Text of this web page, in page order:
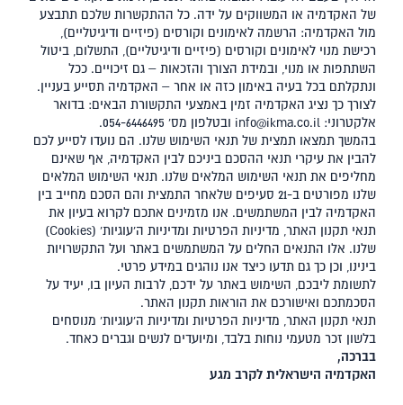
של האקדמיה או המשווקים על ידה. כל ההתקשרות שלכם תתבצע
מול האקדמיה: הרשמה לאימונים וקורסים (פיזיים ודיגיטליים),
רכישת מנוי לאימונים וקורסים (פיזיים ודיגיטליים), התשלום, ביטול
השתתפות או מנוי, ובמידת הצורך והזכאות – גם זיכויים. ככל
ונתקלתם בכל בעיה באימון כזה או אחר – האקדמיה תסייע בעניין.
לצורך כך נציג האקדמיה זמין באמצעי התקשורת הבאים: בדואר
אלקטרוני: info@ikma.co.il ובטלפון מס' 054-6446495.
בהמשך תמצאו תמצית של תנאי השימוש שלנו. הם נועדו לסייע לכם
להבין את עיקרי תנאי ההסכם ביניכם לבין האקדמיה, אף שאינם
מחליפים את תנאי השימוש המלאים שלנו. תנאי השימוש המלאים
שלנו מפורטים ב-21 סעיפים שלאחר התמצית והם הסכם מחייב בין
האקדמיה לבין המשתמשים. אנו מזמינים אתכם לקרוא בעיון את
תנאי תקנון האתר, מדיניות הפרטיות ומדיניות ה'עוגיות' (Cookies)
שלנו. אלו התנאים החלים על המשתמשים באתר ועל התקשרויות
בינינו, וכן כך גם תדעו כיצד אנו נוהגים במידע פרטי.
לתשומת ליבכם, השימוש באתר על ידכם, לרבות העיון בו, יעיד על
הסכמתכם ואישורכם את הוראות תקנון האתר.
תנאי תקנון האתר, מדיניות הפרטיות ומדיניות ה'עוגיות' מנוסחים
בלשון זכר מטעמי נוחות בלבד, ומיועדים לנשים וגברים כאחד.
בברכה,
האקדמיה הישראלית לקרב מגע